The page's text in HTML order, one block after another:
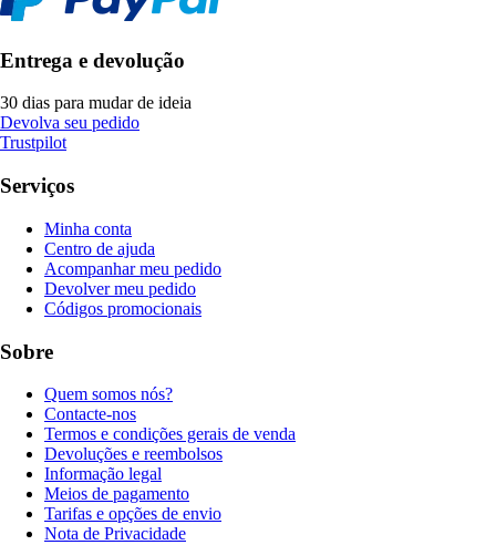
Entrega e devolução
30 dias para mudar de ideia
Devolva seu pedido
Trustpilot
Serviços
Minha conta
Centro de ajuda
Acompanhar meu pedido
Devolver meu pedido
Códigos promocionais
Sobre
Quem somos nós?
Contacte-nos
Termos e condições gerais de venda
Devoluções e reembolsos
Informação legal
Meios de pagamento
Tarifas e opções de envio
Nota de Privacidade